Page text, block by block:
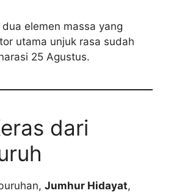
elemen massa yang
utama unjuk rasa sudah
25 Agustus.
dari
Jumhur Hidayat,